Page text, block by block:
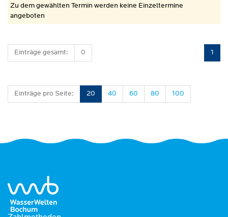
Zu dem gewählten Termin werden keine Einzeltermine
angeboten
1
Einträge gesamt: 0
Einträge pro Seite: 20 40 60 80 100